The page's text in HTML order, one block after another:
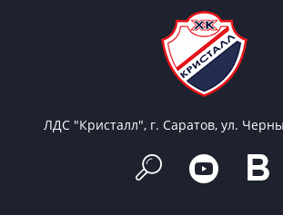
ЛДС "Кристалл", г. Саратов, ул.